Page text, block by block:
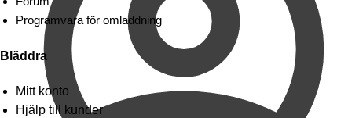
Programvara för omladdning
Bläddra
Mitt konto
Hjälp till kunder